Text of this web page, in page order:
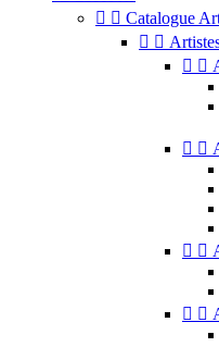
  Catalogue
 
 
 
 
 